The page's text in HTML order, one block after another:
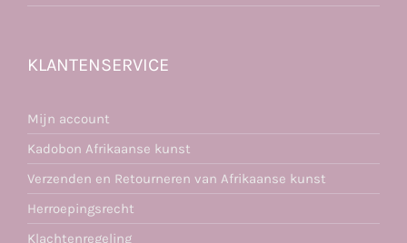
KLANTENSERVICE
Mijn account
Kadobon Afrikaanse kunst
Verzenden en Retourneren van Afrikaanse kunst
Herroepingsrecht
Klachtenregeling